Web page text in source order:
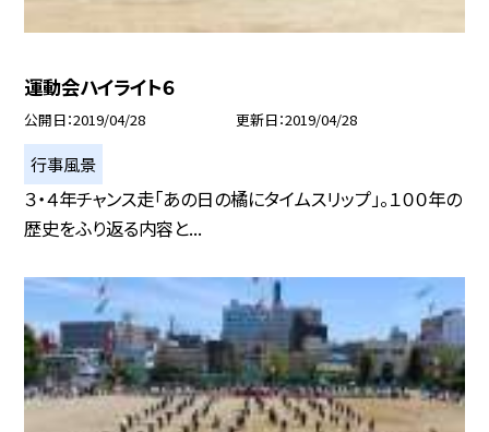
運動会ハイライト６
公開日 2019/04/28 更新日 2019/04/28
行事風景
３・４年チャンス走「あの日の橘にタイムスリップ」。１００年の
歴史をふり返る内容と...